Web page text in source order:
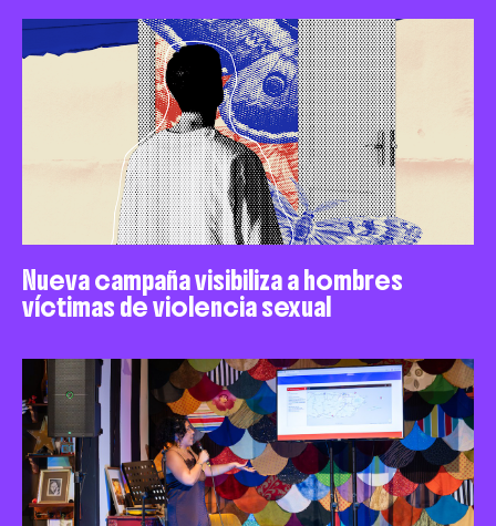
Nueva campaña visibiliza a hombres
víctimas de violencia sexual